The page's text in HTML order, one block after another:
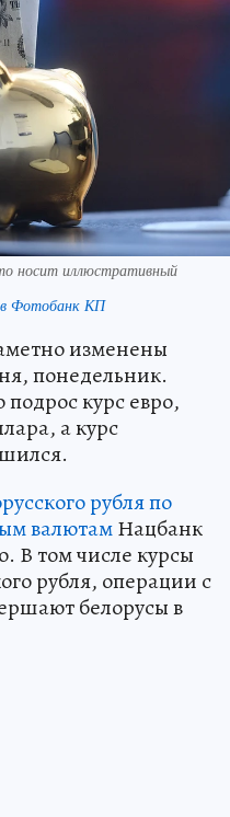
носит иллюстративный
Фотобанк КП
изменены
понедельник.
курс евро,
а курс
рубля по
валютамНацбанк
В том числе курсы
рубля, операции с
белорусы в